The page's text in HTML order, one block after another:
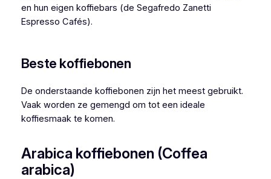
en hun eigen koffiebars (de Segafredo Zanetti
Espresso Cafés).
Beste koffiebonen
De onderstaande koffiebonen zijn het meest gebruikt.
Vaak worden ze gemengd om tot een ideale
koffiesmaak te komen.
Arabica koffiebonen (Coffea
arabica)